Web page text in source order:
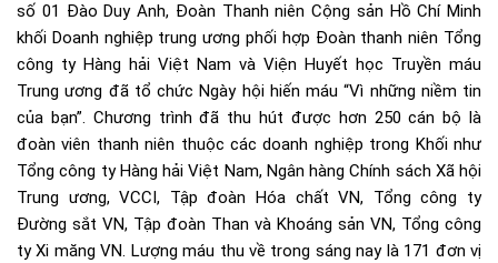
số 01 Đào Duy Anh, Đoàn Thanh niên Cộng sản Hồ Chí Minh
khối Doanh nghiệp trung ương phối hợp Đoàn thanh niên Tổng
công ty Hàng hải Việt Nam và Viện Huyết học Truyền máu
Trung ương đã tổ chức Ngày hội hiến máu “Vì những niềm tin
của bạn”. Chương trình đã thu hút được hơn 250 cán bộ là
đoàn viên thanh niên thuộc các doanh nghiệp trong Khối như
Tổng công ty Hàng hải Việt Nam, Ngân hàng Chính sách Xã hội
Trung ương, VCCI, Tập đoàn Hóa chất VN, Tổng công ty
Đường sắt VN, Tập đoàn Than và Khoáng sản VN, Tổng công
ty Xi măng VN. Lượng máu thu về trong sáng nay là 171 đơn vị